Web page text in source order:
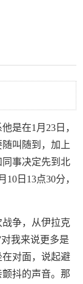
是在1月23日，
叫随到，加上
事决定先到北
日13点30分，
争，从伊拉克
我来说更多是
对面，说起避
抖的声音。那